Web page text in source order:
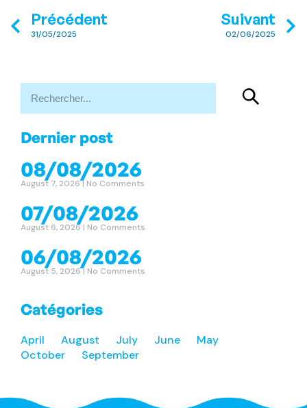
Précédent
31/05/2025
Suivant
02/06/2025
Dernier post
08/08/2026
August 7, 2026 No Comments
07/08/2026
August 6, 2026 No Comments
06/08/2026
August 5, 2026 No Comments
Catégories
April August July June
May
October
September